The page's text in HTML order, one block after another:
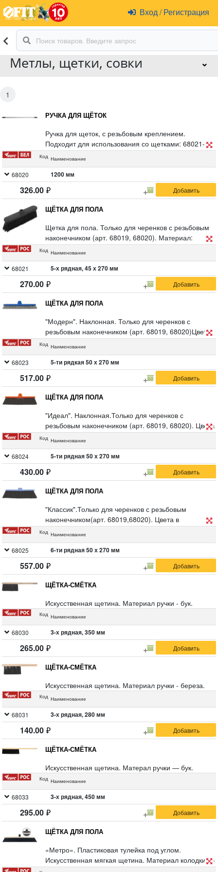
Вход /Регистрация
Метлы, щетки, совки
1
РУЧКА ДЛЯ ЩЁТОК
Ручка для щеток, с резьбовым креплением.
Подходит для использования со щетками: 68021-
68025,68027,68039-68044, а также с пластиковыми
сталь, пластик.
Код Наименование
68020 1200 мм
326.00
ЩЁТКА ДЛЯ ПОЛА
Щетка для пола. Только для черенков с резьбовым
наконечником (арт. 68019, 68020). Материал:
полипропилен.
Код Наименование
68021 5-х рядная, 45 х 270 мм
270.00
ЩЁТКА ДЛЯ ПОЛА
"Модерн". Наклонная. Только для черенков с
резьбовым наконечником (арт. 68019, 68020)Цвета
в ассортименте. Материал: полипропилен.
Код Наименование
68023 5-ти рядкая 50 х 270 мм
517.00
ЩЁТКА ДЛЯ ПОЛА
"Идеал". Наклонная.Только для черенков с
резьбовым наконечником (арт. 68019, 68020). Цвета
в ассортименте. Материал: полипропилен.
Код Наименование
68024 5-ти рядная 50 х 270 мм
430.00
ЩЁТКА ДЛЯ ПОЛА
"Классик".Только для черенков с резьбовым
наконечником(арт. 68019,68020). Цвета в
ассортименте. Материал: полипропилен.
Код Наименование
68025 6-ти рядная 50 х 270 мм
557.00
ЩЁТКА-СМЁТКА
Искусственная щетина. Материал ручки - бук.
Код Наименование
68030 3-х рядная, 350 мм
265.00
ЩЁТКА-СМЁТКА
Искусственная щетина. Материал ручки - береза.
Код Наименование
68031 3-х рядная, 280 мм
140.00
ЩЁТКА-СМЁТКА
Искусственная щетина. Матерал ручки — бук.
Код Наименование
68033 3-х рядная, 450 мм
295.00
ЩЁТКА ДЛЯ ПОЛА
«Метро». Пластиковая тулейка под углом.
Искусственная мягкая щетина. Материал колодки —